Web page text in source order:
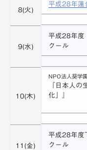
8(火)
平成28年蓮
9(水)
平成28年度
クール
10(木)
NPO法人葵学
『日本人の
化」』
11(金)
平成28年度
クール